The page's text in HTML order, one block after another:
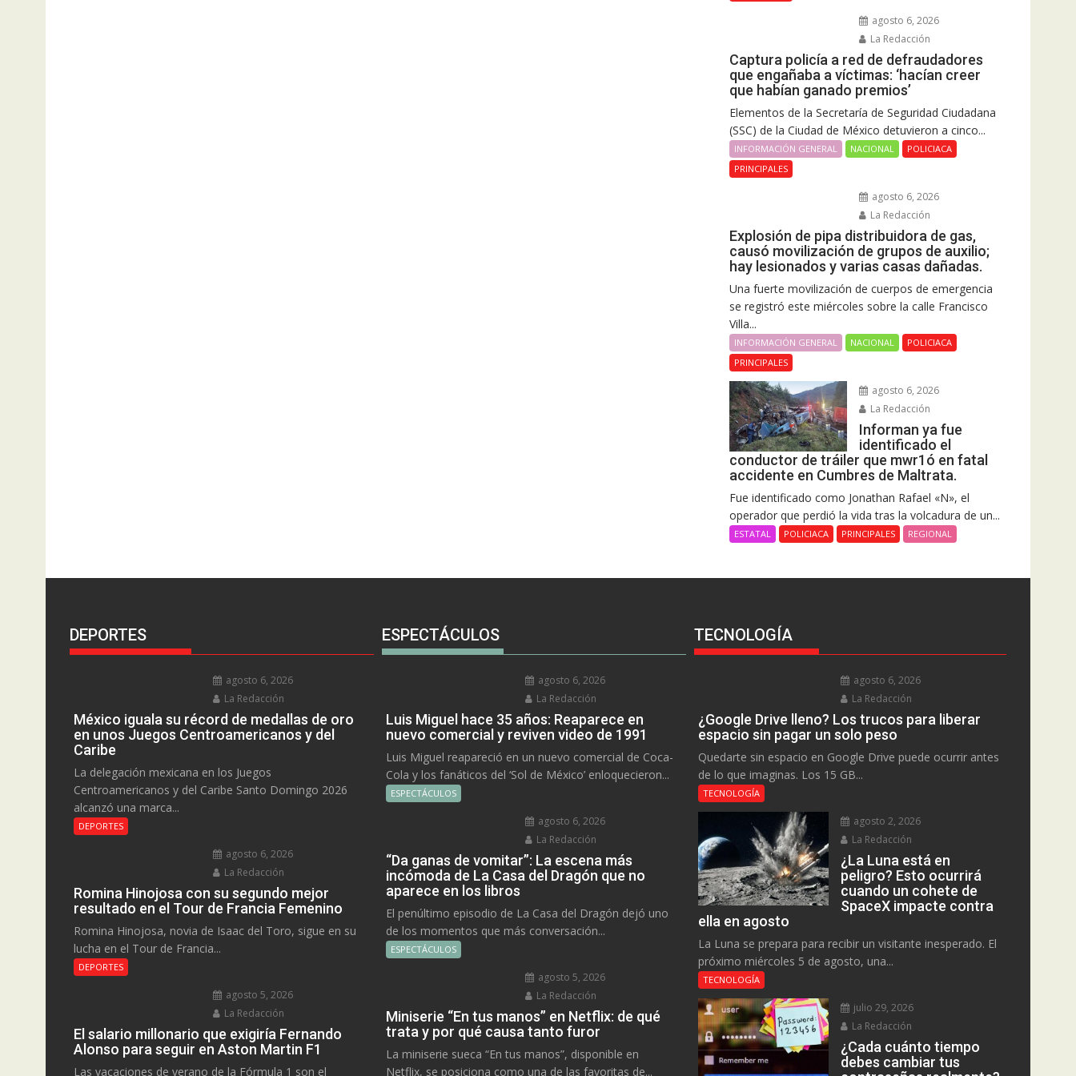
agosto 6, 2026
La Redacción
Captura policía a red de defraudadores
que engañaba a víctimas: ‘hacían creer
que habían ganado premios’
Elementos de la Secretaría de Seguridad Ciudadana
(SSC) de la Ciudad de México detuvieron a cinco...
INFORMACIÓN GENERAL NACIONAL
POLICIACA
PRINCIPALES
agosto 6, 2026
La Redacción
Explosión de pipa distribuidora de gas,
causó movilización de grupos de auxilio;
hay lesionados y varias casas dañadas.
Una fuerte movilización de cuerpos de emergencia
se registró este miércoles sobre la calle Francisco
Villa...
INFORMACIÓN GENERAL NACIONAL
POLICIACA
PRINCIPALES
agosto 6, 2026
La Redacción
Informan ya fue
identificado el
conductor de tráiler que mwr1ó en fatal
accidente en Cumbres de Maltrata.
Fue identificado como Jonathan Rafael «N», el
operador que perdió la vida tras la volcadura de un...
ESTATAL POLICIACA PRINCIPALES REGIONAL
DEPORTES
agosto 6, 2026
La Redacción
México iguala su récord de medallas de oro
en unos Juegos Centroamericanos y del
Caribe
La delegación mexicana en los Juegos
Centroamericanos y del Caribe Santo Domingo 2026
alcanzó una marca...
DEPORTES
agosto 6, 2026
La Redacción
Romina Hinojosa con su segundo mejor
resultado en el Tour de Francia Femenino
Romina Hinojosa, novia de Isaac del Toro, sigue en su
lucha en el Tour de Francia...
DEPORTES
agosto 5, 2026
La Redacción
El salario millonario que exigiría Fernando
Alonso para seguir en Aston Martin F1
Las vacaciones de verano de la Fórmula 1 son el
ESPECTÁCULOS
agosto 6, 2026
La Redacción
Luis Miguel hace 35 años: Reaparece en
nuevo comercial y reviven video de 1991
Luis Miguel reapareció en un nuevo comercial de Coca-
Cola y los fanáticos del ‘Sol de México’ enloquecieron...
ESPECTÁCULOS
agosto 6, 2026
La Redacción
“Da ganas de vomitar”: La escena más
incómoda de La Casa del Dragón que no
aparece en los libros
El penúltimo episodio de La Casa del Dragón dejó uno
de los momentos que más conversación...
ESPECTÁCULOS
agosto 5, 2026
La Redacción
Miniserie “En tus manos” en Netflix: de qué
trata y por qué causa tanto furor
La miniserie sueca “En tus manos”, disponible en
Netflix, se posiciona como una de las favoritas de...
TECNOLOGÍA
agosto 6, 2026
La Redacción
¿Google Drive lleno? Los trucos para liberar
espacio sin pagar un solo peso
Quedarte sin espacio en Google Drive puede ocurrir antes
de lo que imaginas. Los 15 GB...
TECNOLOGÍA
agosto 2, 2026
La Redacción
¿La Luna está en
peligro? Esto ocurrirá
cuando un cohete de
SpaceX impacte contra
ella en agosto
La Luna se prepara para recibir un visitante inesperado. El
próximo miércoles 5 de agosto, una...
TECNOLOGÍA
julio 29, 2026
La Redacción
¿Cada cuánto tiempo
debes cambiar tus